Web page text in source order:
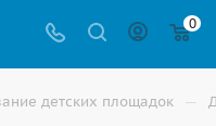
0
детских площадок —